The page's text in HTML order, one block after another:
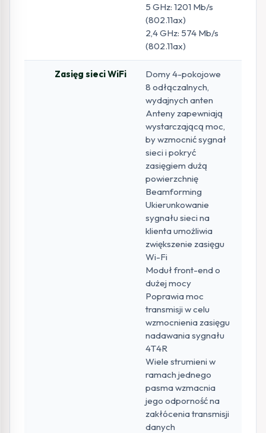
5 GHz: 1201 Mb/s
(802.11ax)
2,4 GHz: 574 Mb/s
(802.11ax)
Zasięg sieci WiFi
Domy 4-pokojowe
8 odłączalnych,
wydajnych anten
Anteny zapewniają
wystarczającą moc,
by wzmocnić sygnał
sieci i pokryć
zasięgiem dużą
powierzchnię
Beamforming
Ukierunkowanie
sygnału sieci na
klienta umożliwia
zwiększenie zasięgu
Wi-Fi
Moduł front-end o
dużej mocy
Poprawia moc
transmisji w celu
wzmocnienia zasięgu
nadawania sygnału
4T4R
Wiele strumieni w
ramach jednego
pasma wzmacnia
jego odporność na
zakłócenia transmisji
danych